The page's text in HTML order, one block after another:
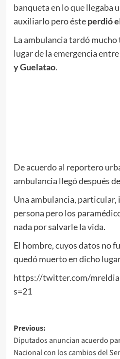
banqueta en lo que llegaba
auxiliarlo pero ésteperdió
La ambulancia tardó mucho
lugar de la emergencia entre
y Guelatao.
De acuerdo al reportero
ambulancia llegó después
Una ambulancia,
persona pero los
nada por salvarle la vida.
El hombre, cuyos datos no
quedó muerto en dicho
https://twitter.com/
s=21
Post
navigation
Previous:
Diputados anuncian acuerdo
Nacional con los cambios del